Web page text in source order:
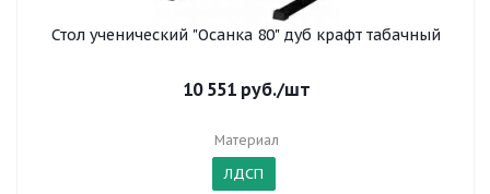
Стол ученический "Осанка 80" дуб крафт табачный
10 551руб./шт
Материал
ЛДСП